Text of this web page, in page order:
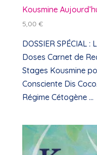
Kousmine
5,00 €
DOSSIER SPÉCIAL
Doses Carnet de
Stages Kousmine
Consciente Dis
Régime Cétogène ...